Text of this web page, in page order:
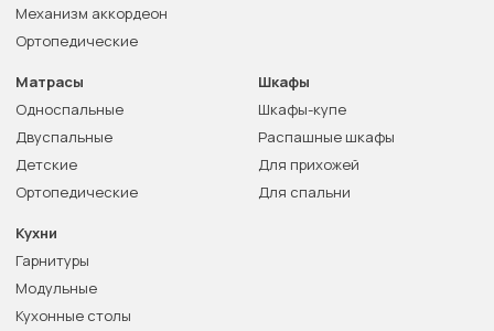
Механизм аккордеон
Ортопедические
Матрасы
Односпальные
Двуспальные
Детские
Ортопедические
Шкафы
Шкафы-купе
Распашные шкафы
Для прихожей
Для спальни
Кухни
Гарнитуры
Модульные
Кухонные столы